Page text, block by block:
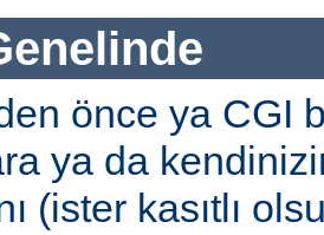
önce ya CGI
ya da
(ister kasıtlı